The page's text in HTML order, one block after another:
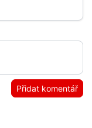
Přidat komentář